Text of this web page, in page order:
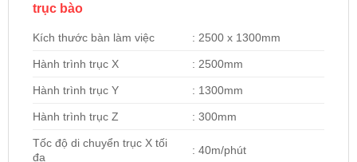
trục bào
Kích thước bàn làm việc : 2500 x 1300mm
Hành trình trục X : 2500mm
Hành trình trục Y : 1300mm
Hành trình trục Z : 300mm
Tốc độ di chuyển trục X tối
đa
: 40m/phút